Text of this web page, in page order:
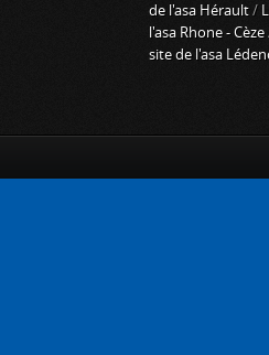
de l'asa Hérault/
l'asa Rhone - Cèze
site de l'asa